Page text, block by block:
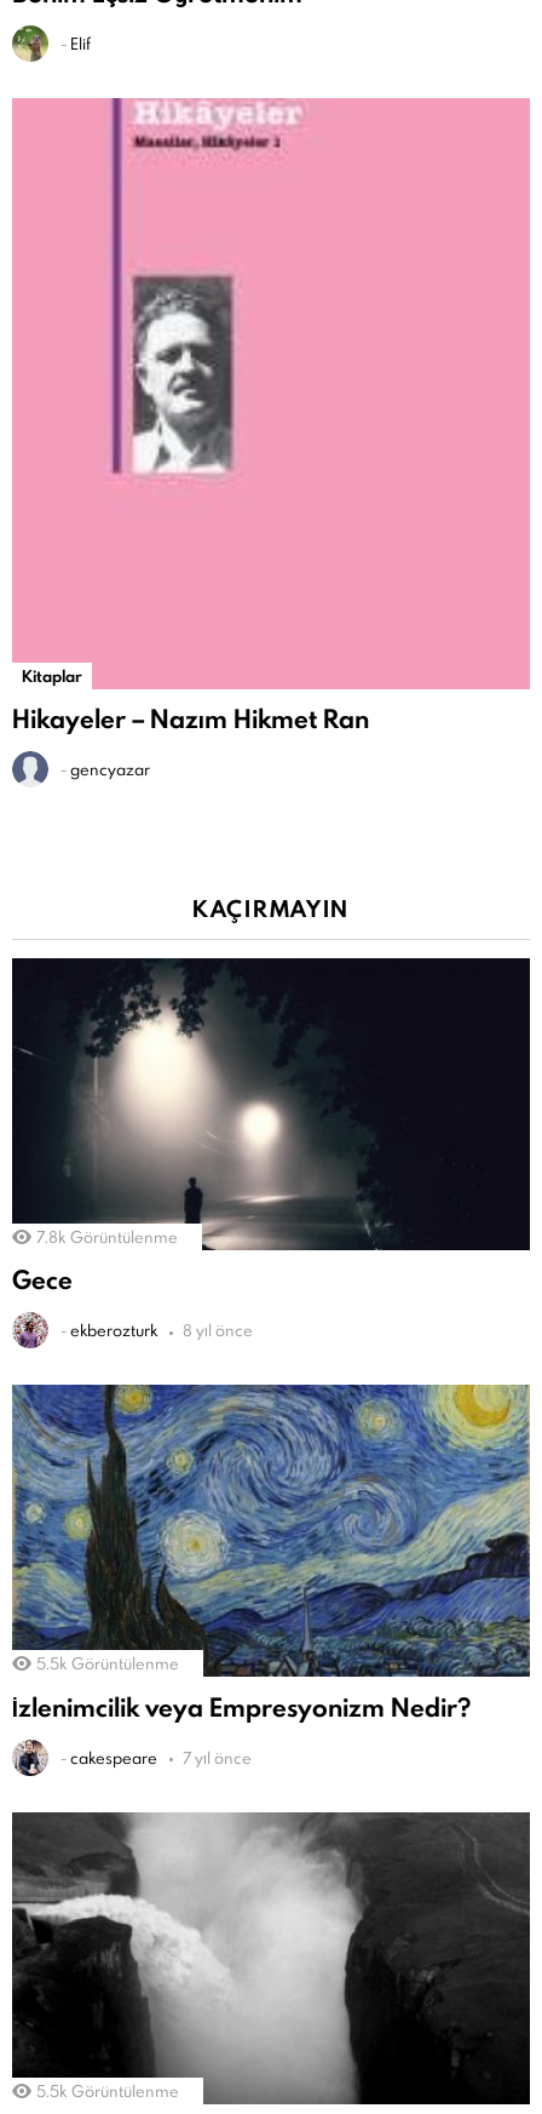
- Elif
Kitaplar
Hikayeler – Nazım Hikmet Ran
-gencyazar
KAÇIRMAYIN
7.8k Görüntülenme
Gece
-ekberozturk 8 yıl önce
5.5k Görüntülenme
İzlenimcilik veya Empresyonizm Nedir?
-cakespeare 7 yıl önce
5.5k Görüntülenme